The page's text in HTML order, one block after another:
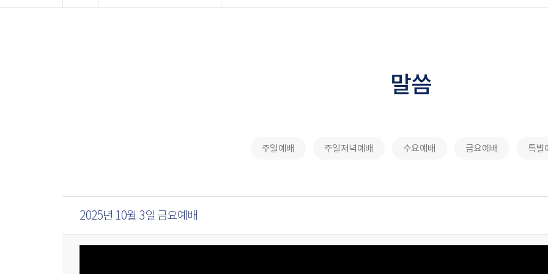
말씀
주일예배 주일저녁예배 수요예배 금요예배 특별
2025년 10월 3일 금요예배